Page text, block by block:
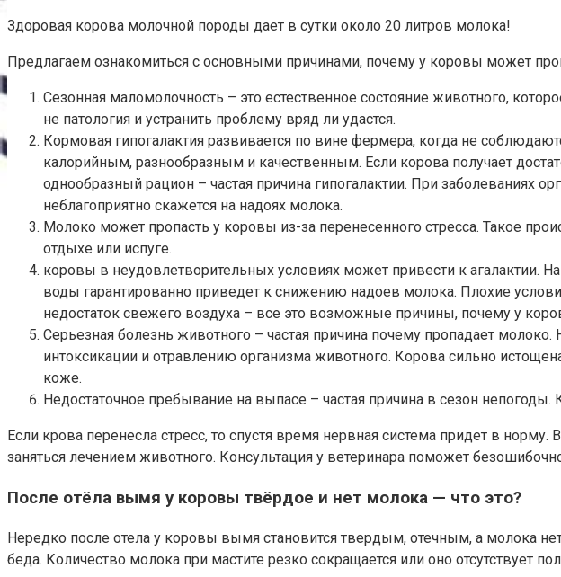
Здоровая корова молочной породы дает в сутки около 20 литров молока!
Предлагаем ознакомиться с основными причинами, почему у коровы может
Сезонная маломолочность – это естественное состояние животного,
не патология и устранить проблему вряд ли удастся.
Кормовая гипогалактия развивается по вине фермера, когда не
калорийным, разнообразным и качественным. Если корова получает
однообразный рацион – частая причина гипогалактии. При заболеваниях
неблагоприятно скажется на надоях молока.
Молоко может пропасть у коровы из-за перенесенного стресса. Такое
отдыхе или испуге.
коровы в неудовлетворительных условиях может привести к агалактии.
воды гарантированно приведет к снижению надоев молока. Плохие
недостаток свежего воздуха – все это возможные причины, почему у
Серьезная болезнь животного – частая причина почему пропадает
интоксикации и отравлению организма животного. Корова сильно
коже.
Недостаточное пребывание на выпасе – частая причина в сезон
Если крова перенесла стресс, то спустя время нервная система придет в
заняться лечением животного. Консультация у ветеринара поможет
После отёла вымя у коровы твёрдое и нет молока — что это?
Нередко после отела у коровы вымя становится твердым, отечным, а молока
беда. Количество молока при мастите резко сокращается или оно отсутствует